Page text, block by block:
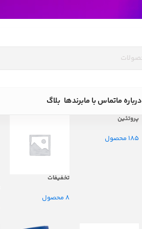
درباره ماتماس با مابرندها بلاگ
پروتئین
185 محصول
تخفیفات
8 محصول